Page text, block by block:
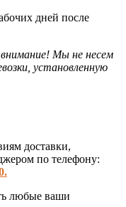
дней после
Мы не несем
установленную
доставки,
по телефону:
любые ваши